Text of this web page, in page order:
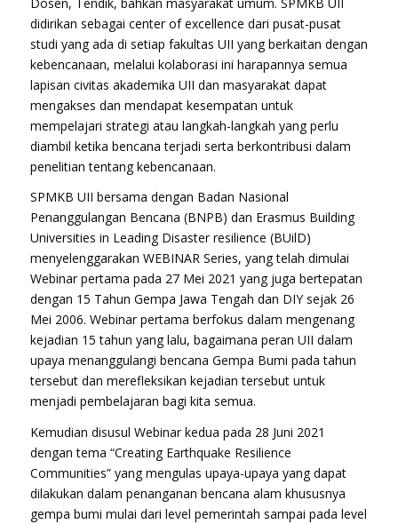
didirikan sebagai center of excellence dari pusat-pusat
studi yang ada di setiap fakultas UII yang berkaitan dengan
kebencanaan, melalui kolaborasi ini harapannya semua
lapisan civitas akademika UII dan masyarakat dapat
mengakses dan mendapat kesempatan untuk
mempelajari strategi atau langkah-langkah yang perlu
diambil ketika bencana terjadi serta berkontribusi dalam
penelitian tentang kebencanaan.
SPMKB UII bersama dengan Badan Nasional
Penanggulangan Bencana (BNPB) dan Erasmus Building
Universities in Leading Disaster resilience (BUilD)
menyelenggarakan WEBINAR Series, yang telah dimulai
Webinar pertama pada 27 Mei 2021 yang juga bertepatan
dengan 15 Tahun Gempa Jawa Tengah dan DIY sejak 26
Mei 2006. Webinar pertama berfokus dalam mengenang
kejadian 15 tahun yang lalu, bagaimana peran UII dalam
upaya menanggulangi bencana Gempa Bumi pada tahun
tersebut dan merefleksikan kejadian tersebut untuk
menjadi pembelajaran bagi kita semua.
Kemudian disusul Webinar kedua pada 28 Juni 2021
dengan tema “Creating Earthquake Resilience
Communities” yang mengulas upaya-upaya yang dapat
dilakukan dalam penanganan bencana alam khususnya
gempa bumi mulai dari level pemerintah sampai pada level